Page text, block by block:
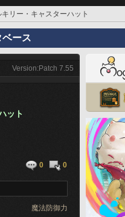
キリー・キャスターハット
ース
Version:Patch 7.55
ット
0 0
魔法防御力